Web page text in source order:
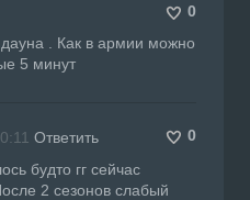
0
. Как в армии можно
5 минут
Ответить
0
будто гг сейчас
2 сезонов слабый